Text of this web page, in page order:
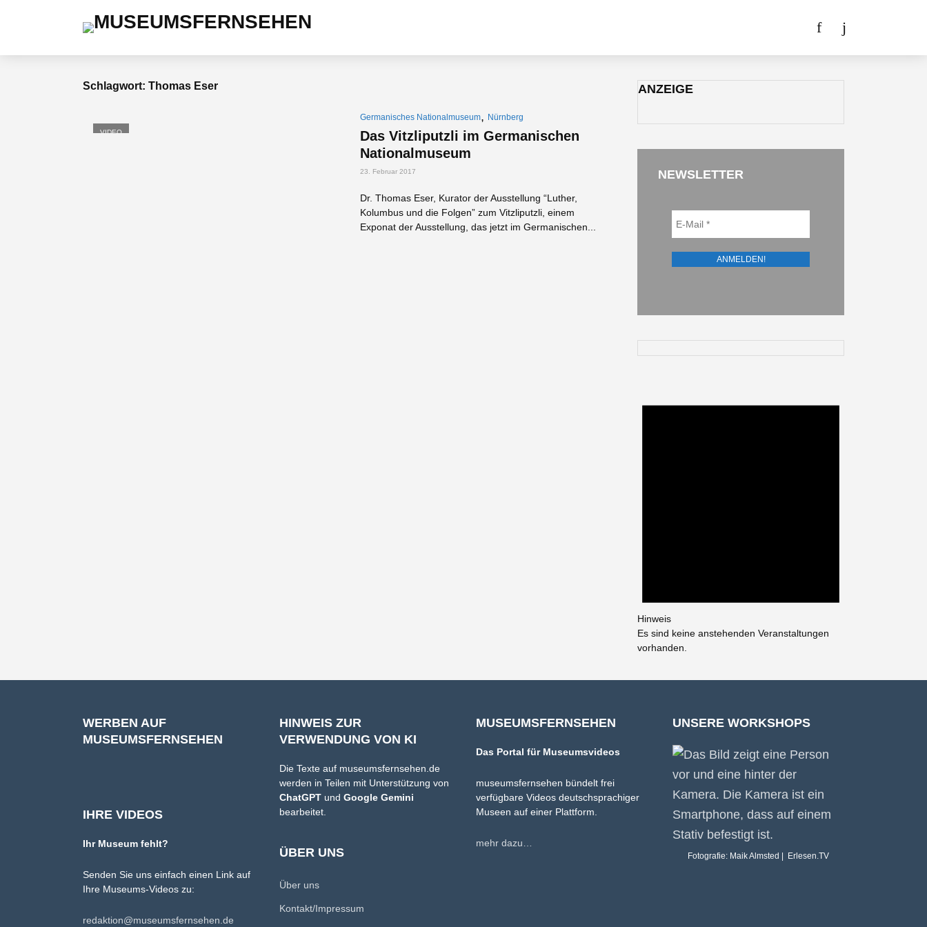
Schlagwort: Thomas Eser
VIDEO
Germanisches Nationalmuseum, Nürnberg
Das Vitzliputzli im Germanischen
Nationalmuseum
23. Februar 2017
Dr. Thomas Eser, Kurator der Ausstellung “Luther,
Kolumbus und die Folgen” zum Vitzliputzli, einem
Exponat der Ausstellung, das jetzt im Germanischen...
ANZEIGE
NEWSLETTER
Hinweis
Es sind keine anstehenden Veranstaltungen
vorhanden.
WERBEN AUF
MUSEUMSFERNSEHEN
IHRE VIDEOS
Ihr Museum fehlt?
Senden Sie uns einfach einen Link auf
Ihre Museums-Videos zu:
redaktion@museumsfernsehen.de
HINWEIS ZUR
VERWENDUNG VON KI
Die Texte auf museumsfernsehen.de
werden in Teilen mit Unterstützung von
ChatGPT und Google Gemini
bearbeitet.
ÜBER UNS
Über uns
Kontakt/Impressum
MUSEUMSFERNSEHEN
Das Portal für Museumsvideos
museumsfernsehen bündelt frei
verfügbare Videos deutschsprachiger
Museen auf einer Plattform.
mehr dazu…
UNSERE WORKSHOPS
Fotografie: Maik Almsted | Erlesen.TV